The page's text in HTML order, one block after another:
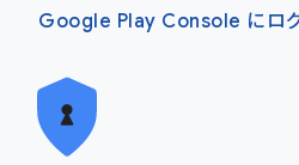
Google Play Console にロ